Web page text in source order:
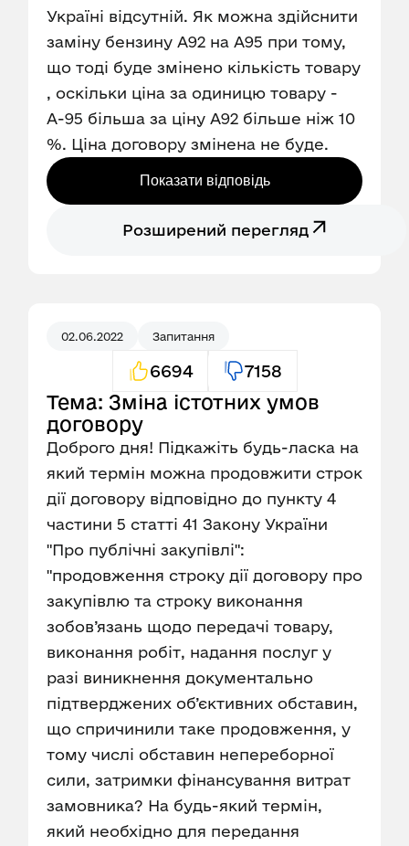
Україні відсутній. Як можна здійснити
заміну бензину А92 на А95 при тому,
що тоді буде змінено кількість товару
, оскільки ціна за одиницю товару -
А-95 більша за ціну А92 більше ніж 10
%. Ціна договору змінена не буде.
Показати відповідь
Розширений перегляд
02.06.2022 Запитання
6694 7158
Тема: Зміна істотних умов
договору
Доброго дня! Підкажіть будь-ласка на
який термін можна продовжити строк
дії договору відповідно до пункту 4
частини 5 статті 41 Закону України
"Про публічні закупівлі":
"продовження строку дії договору про
закупівлю та строку виконання
зобов’язань щодо передачі товару,
виконання робіт, надання послуг у
разі виникнення документально
підтверджених об’єктивних обставин,
що спричинили таке продовження, у
тому числі обставин непереборної
сили, затримки фінансування витрат
замовника? На будь-який термін,
який необхідно для передання